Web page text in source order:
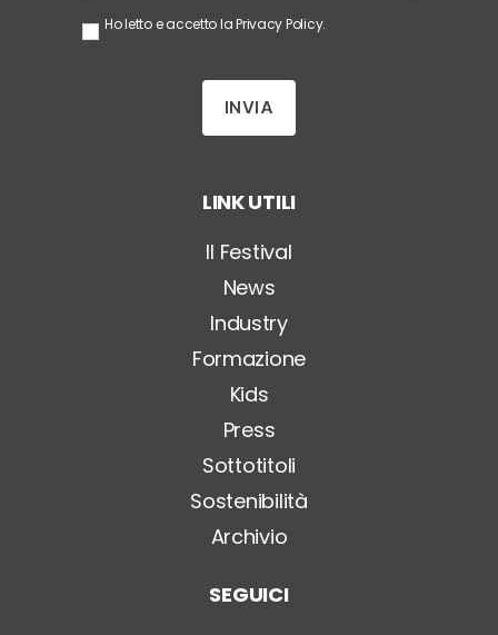
S
z
a
l
*
Ho letto e accetto laPrivacy Policy.
LINK UTILI
Il Festival
News
Industry
Formazione
Kids
Press
Sottotitoli
Sostenibilità
Archivio
SEGUICI